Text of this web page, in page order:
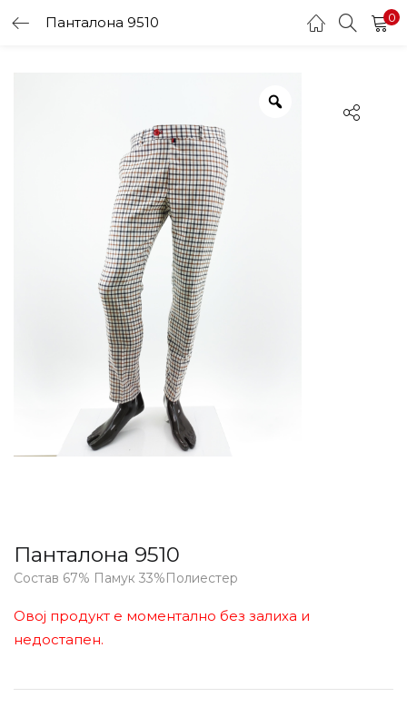
Панталона 9510 0
Панталона 9510
Состав 67% Памук 33%Полиестер
Овој продукт е моментално без залиха и
недостапен.
LOGIN
Enter your username and password to login.
Remember me
Login
Lost password?